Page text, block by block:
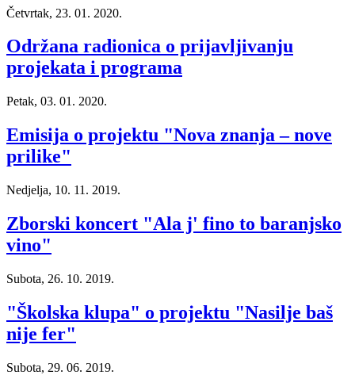
Četvrtak, 23. 01. 2020.
Održana radionica o prijavljivanju
projekata i programa
Petak, 03. 01. 2020.
Emisija o projektu "Nova znanja – nove
prilike"
Nedjelja, 10. 11. 2019.
Zborski koncert "Ala j' fino to baranjsko
vino"
Subota, 26. 10. 2019.
"Školska klupa" o projektu "Nasilje baš
nije fer"
Subota, 29. 06. 2019.